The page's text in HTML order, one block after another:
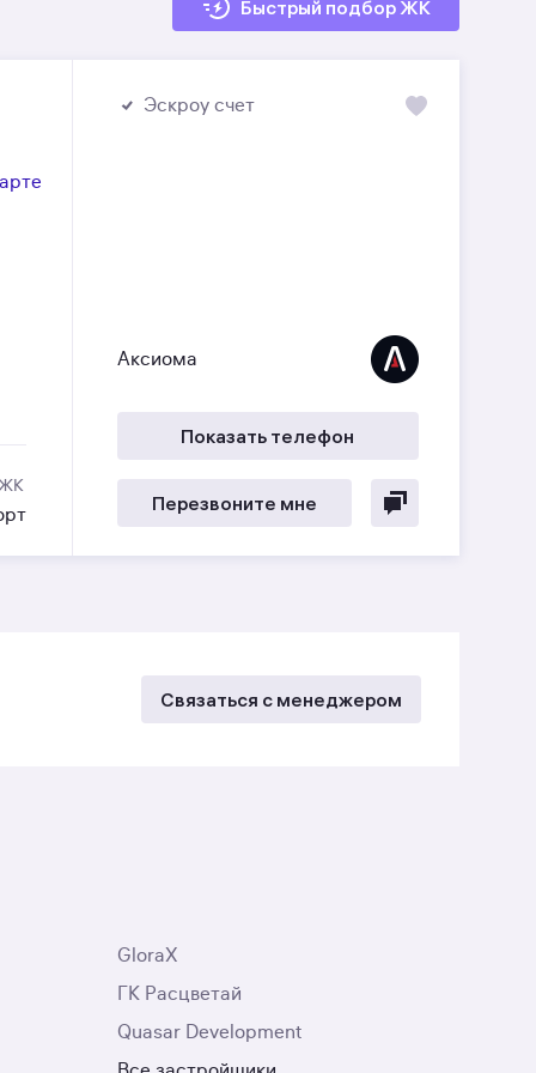
Быстрый подбор ЖК
Эскроу счет
Аксиома
Показать телефон
Перезвоните мне
Связаться с менеджером
GloraX
ГК Расцветай
Quasar Development